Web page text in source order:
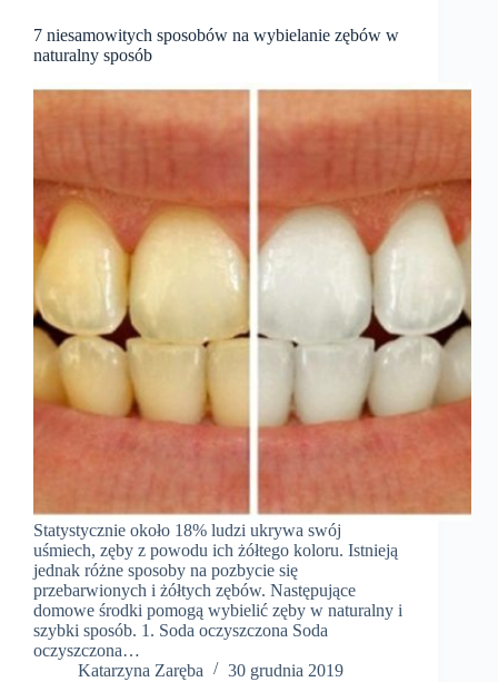
7 niesamowitych sposobów na wybielanie zębów w
naturalny sposób
Statystycznie około 18% ludzi ukrywa swój
uśmiech, zęby z powodu ich żółtego koloru. Istnieją
jednak różne sposoby na pozbycie się
przebarwionych i żółtych zębów. Następujące
domowe środki pomogą wybielić zęby w naturalny i
szybki sposób. 1. Soda oczyszczona Soda
oczyszczona…
Katarzyna Zaręba
30 grudnia 2019